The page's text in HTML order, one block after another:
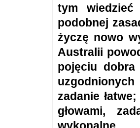
tym
podobnej
życzę nowo
Australii
pojęciu
zadanie
głowami,
wykonalne.